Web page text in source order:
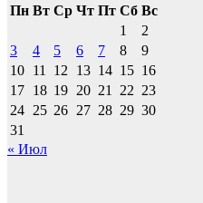
Пн Вт Ср Чт Пт Сб Вс
1
2
3
4 5 6 7 8
9
10 11 12 13 14 15 16
17 18 19 20 21 22 23
24 25 26 27 28 29 30
31
« Июл